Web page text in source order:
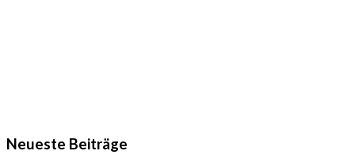
Neueste Beiträge